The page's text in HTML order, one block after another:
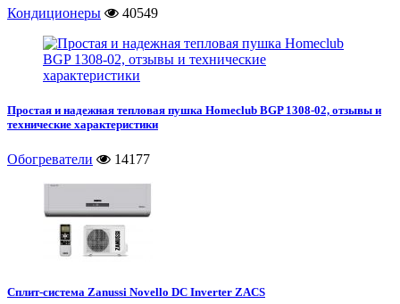
Кондиционеры 40549
Простая и надежная тепловая пушка Homeclub BGP 1308-02, отзывы и
технические характеристики
Обогреватели 14177
Сплит-система Zanussi Novello DC Inverter ZACS